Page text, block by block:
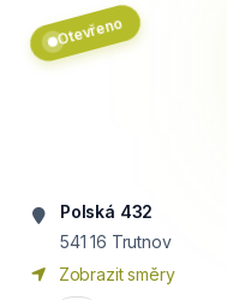
Otevřeno
Polská 432
541 16 Trutnov
Zobrazit směry